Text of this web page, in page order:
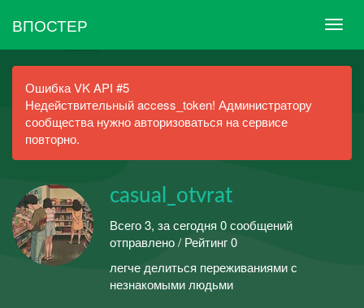
ВПОСТЕР
Ошибка VK API #5
Недействительный access_token! Администратору
сообщества нужно авторизоваться на сервисе
повторно.
casual_otvrat
Всего 3, за сегодня 0 сообщений
отправлено / Рейтинг 0
легче делиться переживаниями с
незнакомыми людьми